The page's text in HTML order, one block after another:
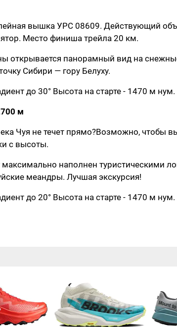
вышка УРС 08609. Действующий
Место финиша трейла 20 км.
открывается панорамный вид на
Сибири — гору Белуху.
до 30° Высота на старте - 1470 м
м
Чуя не течет прямо?Возможно, чтобы
с высоты.
наполнен туристическими
меандры. Лучшая экскурсия!
до 20° Высота на старте - 1470 м